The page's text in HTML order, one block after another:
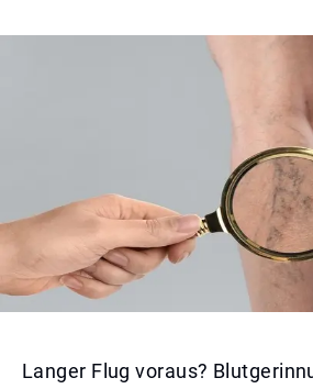
Langer Flug voraus?